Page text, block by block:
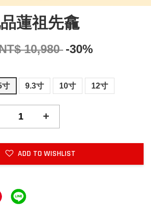
蓮祖先龕
10,980 -30%
寸 9.3寸 10寸 12寸
+
ADD TO WISHLIST